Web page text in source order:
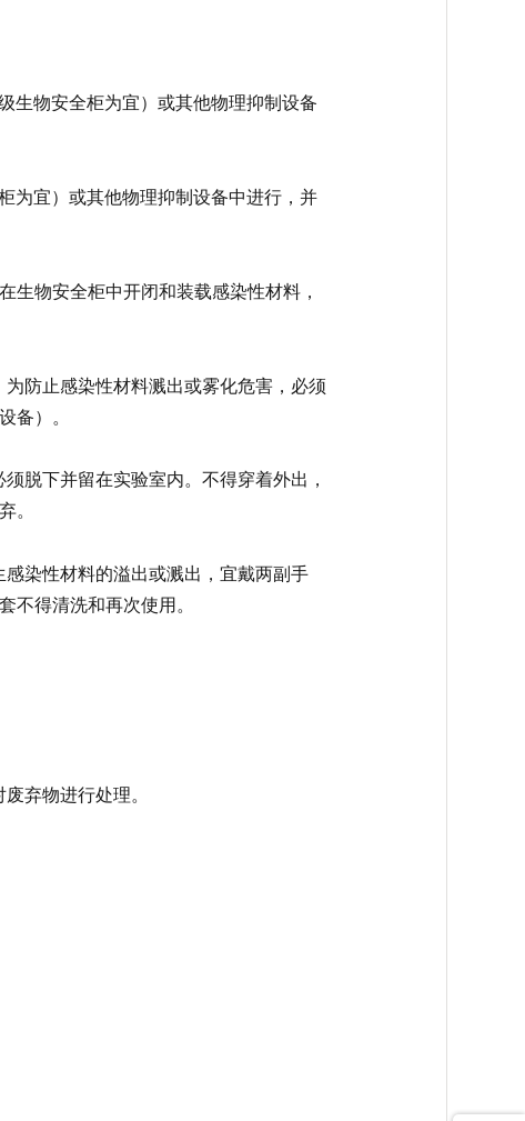
生物安全柜为宜）或其他物理抑制设备
为宜）或其他物理抑制设备中进行，并
生物安全柜中开闭和装载感染性材料，
防止感染性材料溅出或雾化危害，必须
备）。
脱下并留在实验室内。不得穿着外出，
。
染性材料的溢出或溅出，宜戴两副手
不得清洗和再次使用。
弃物进行处理。